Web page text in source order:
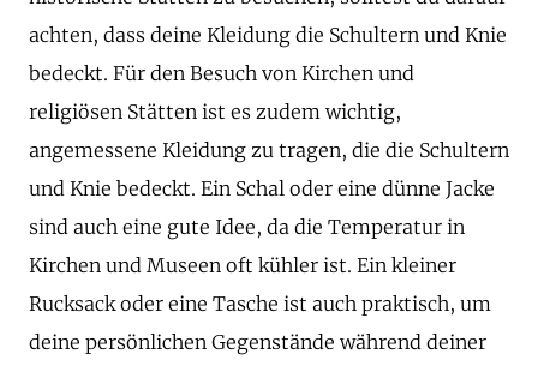
achten, dass deine Kleidung die Schultern und Knie
bedeckt. Für den Besuch von Kirchen und
religiösen Stätten ist es zudem wichtig,
angemessene Kleidung zu tragen, die die Schultern
und Knie bedeckt. Ein Schal oder eine dünne Jacke
sind auch eine gute Idee, da die Temperatur in
Kirchen und Museen oft kühler ist. Ein kleiner
Rucksack oder eine Tasche ist auch praktisch, um
deine persönlichen Gegenstände während deiner